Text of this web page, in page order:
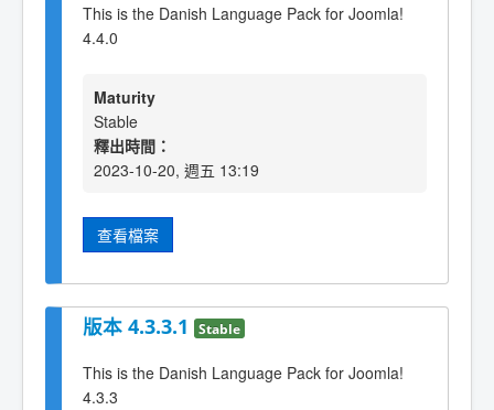
This is the Danish Language Pack for Joomla!
4.4.0
Maturity
Stable
釋出時間：
2023-10-20, 週五 13:19
查看檔案
版本 4.3.3.1 Stable
This is the Danish Language Pack for Joomla!
4.3.3